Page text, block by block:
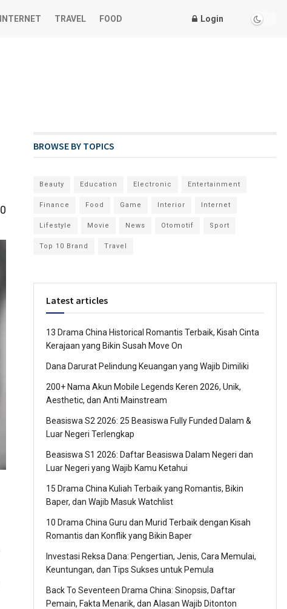
INTERNET TRAVEL FOOD Login
0
BROWSE BY TOPICS
Beauty Education Electronic Entertainment
Finance Food Game Interior Internet
Lifestyle Movie News Otomotif Sport
Top 10 Brand Travel
Latest articles
13 Drama China Historical Romantis Terbaik, Kisah Cinta
Kerajaan yang Bikin Susah Move On
Dana Darurat Pelindung Keuangan yang Wajib Dimiliki
200+ Nama Akun Mobile Legends Keren 2026, Unik,
Aesthetic, dan Anti Mainstream
Beasiswa S2 2026: 25 Beasiswa Fully Funded Dalam &
Luar Negeri Terlengkap
Beasiswa S1 2026: Daftar Beasiswa Dalam Negeri dan
Luar Negeri yang Wajib Kamu Ketahui
15 Drama China Kuliah Terbaik yang Romantis, Bikin
Baper, dan Wajib Masuk Watchlist
10 Drama China Guru dan Murid Terbaik dengan Kisah
Romantis dan Konflik yang Bikin Baper
Investasi Reksa Dana: Pengertian, Jenis, Cara Memulai,
Keuntungan, dan Tips Sukses untuk Pemula
Back To Seventeen Drama China: Sinopsis, Daftar
Pemain, Fakta Menarik, dan Alasan Wajib Ditonton